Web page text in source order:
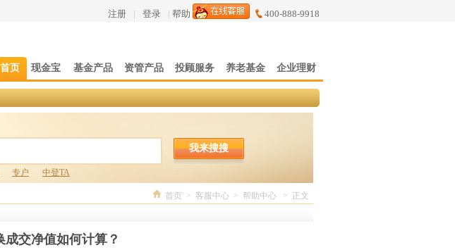
注册 | 登录 | 帮助 400-888-9918
首页 现金宝 基金产品 资管产品 投顾服务 养老基金 企业理财
专户 中登TA
我来搜搜
首页 > 客服中心 > 帮助中心 > 正文
成交净值如何计算？